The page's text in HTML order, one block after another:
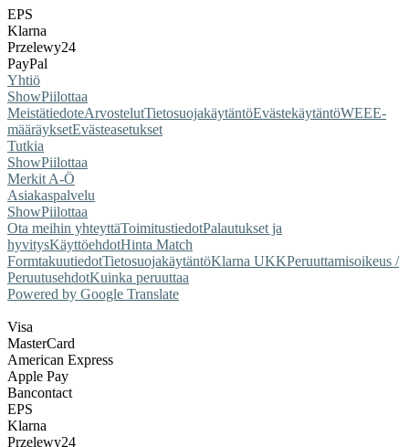
EPS
Klarna
Przelewy24
PayPal
Yhtiö
ShowPiilottaa
MeistätiedoteArvostelutTietosuojakäytäntöEvästekäytäntöWEEE-
määräyksetEvästeasetukset
Tutkia
ShowPiilottaa
Merkit A-Ö
Asiakaspalvelu
ShowPiilottaa
Ota meihin yhteyttäToimitustiedotPalautukset ja
hyvitysKäyttöehdotHinta Match
FormtakuutiedotTietosuojakäytäntöKlarna UKKPeruuttamisoikeus /
PeruutusehdotKuinka peruuttaa
Powered by Google Translate
Visa
MasterCard
American Express
Apple Pay
Bancontact
EPS
Klarna
Przelewy24